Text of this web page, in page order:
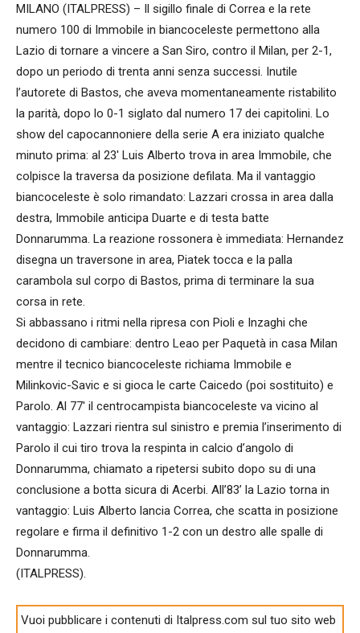
MILANO (ITALPRESS) – Il sigillo finale di Correa e la rete
numero 100 di Immobile in biancoceleste permettono alla
Lazio di tornare a vincere a San Siro, contro il Milan, per 2-1,
dopo un periodo di trenta anni senza successi. Inutile
l’autorete di Bastos, che aveva momentaneamente ristabilito
la parità, dopo lo 0-1 siglato dal numero 17 dei capitolini. Lo
show del capocannoniere della serie A era iniziato qualche
minuto prima: al 23′ Luis Alberto trova in area Immobile, che
colpisce la traversa da posizione defilata. Ma il vantaggio
biancoceleste è solo rimandato: Lazzari crossa in area dalla
destra, Immobile anticipa Duarte e di testa batte
Donnarumma. La reazione rossonera è immediata: Hernandez
disegna un traversone in area, Piatek tocca e la palla
carambola sul corpo di Bastos, prima di terminare la sua
corsa in rete.
Si abbassano i ritmi nella ripresa con Pioli e Inzaghi che
decidono di cambiare: dentro Leao per Paquetà in casa Milan
mentre il tecnico biancoceleste richiama Immobile e
Milinkovic-Savic e si gioca le carte Caicedo (poi sostituito) e
Parolo. Al 77′ il centrocampista biancoceleste va vicino al
vantaggio: Lazzari rientra sul sinistro e premia l’inserimento di
Parolo il cui tiro trova la respinta in calcio d’angolo di
Donnarumma, chiamato a ripetersi subito dopo su di una
conclusione a botta sicura di Acerbi. All’83’ la Lazio torna in
vantaggio: Luis Alberto lancia Correa, che scatta in posizione
regolare e firma il definitivo 1-2 con un destro alle spalle di
Donnarumma.
(ITALPRESS).
Vuoi pubblicare i contenuti di Italpress.com sul tuo sito web